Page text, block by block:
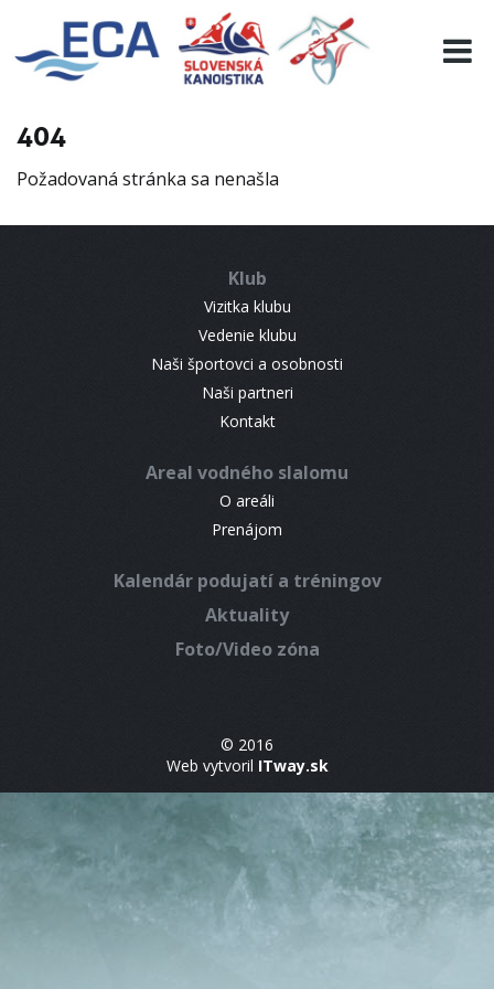
404
Požadovaná stránka sa nenašla
Klub
Vizitka klubu
Vedenie klubu
Naši športovci a osobnosti
Naši partneri
Kontakt
Areal vodného slalomu
O areáli
Prenájom
Kalendár podujatí a tréningov
Aktuality
Foto/Video zóna
© 2016
Web vytvoril ITway.sk
EURO 19
INFO
RESULTS
CONTACT